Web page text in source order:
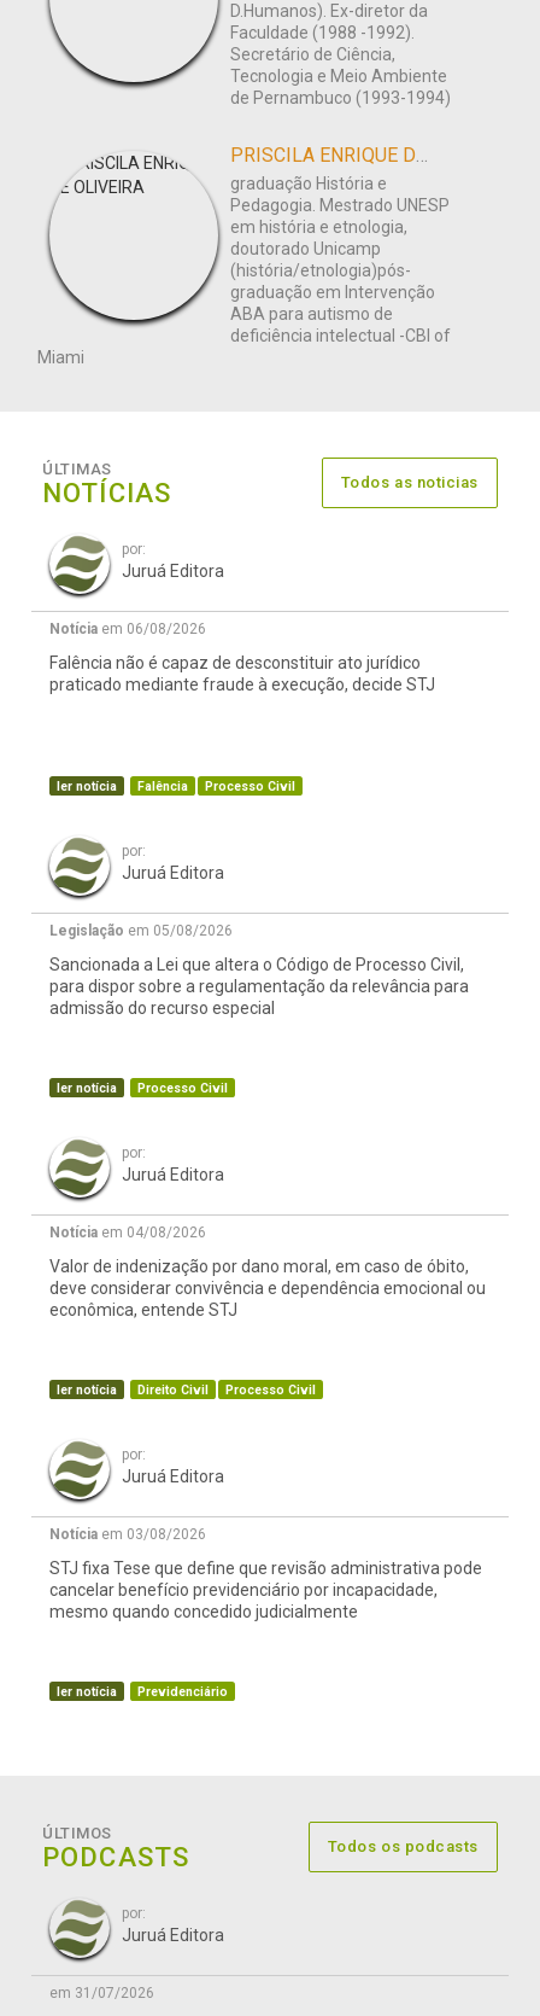
D.Humanos). Ex-diretor da
Faculdade (1988 -1992).
Secretário de Ciência,
Tecnologia e Meio Ambiente
de Pernambuco (1993-1994)
PRISCILA ENRIQUE DE OLIVEIRA
graduação História e
Pedagogia. Mestrado UNESP
em história e etnologia,
doutorado Unicamp
(história/etnologia)pós-
graduação em Intervenção
ABA para autismo de
deficiência intelectual -CBI of
Miami
ÚLTIMAS
NOTÍCIAS Todos as noticias
por:
Juruá Editora
Notícia em 06/08/2026
Falência não é capaz de desconstituir ato jurídico
praticado mediante fraude à execução, decide STJ
ler notícia Falência Processo Civil
por:
Juruá Editora
Legislação em 05/08/2026
Sancionada a Lei que altera o Código de Processo Civil,
para dispor sobre a regulamentação da relevância para
admissão do recurso especial
ler notícia Processo Civil
por:
Juruá Editora
Notícia em 04/08/2026
Valor de indenização por dano moral, em caso de óbito,
deve considerar convivência e dependência emocional ou
econômica, entende STJ
ler notícia Direito Civil Processo Civil
por:
Juruá Editora
Notícia em 03/08/2026
STJ fixa Tese que define que revisão administrativa pode
cancelar benefício previdenciário por incapacidade,
mesmo quando concedido judicialmente
ler notícia Previdenciário
ÚLTIMOS
PODCASTS Todos os podcasts
por:
Juruá Editora
em 31/07/2026